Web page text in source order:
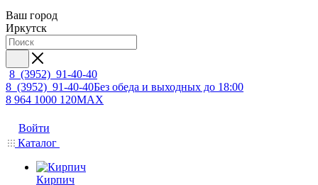
Ваш город
Иркутск
8 (3952) 91-40-40
8 (3952) 91-40-40Без обеда и выходных до 18:00
8 964 1000 120MAX
Войти
Каталог
Кирпич